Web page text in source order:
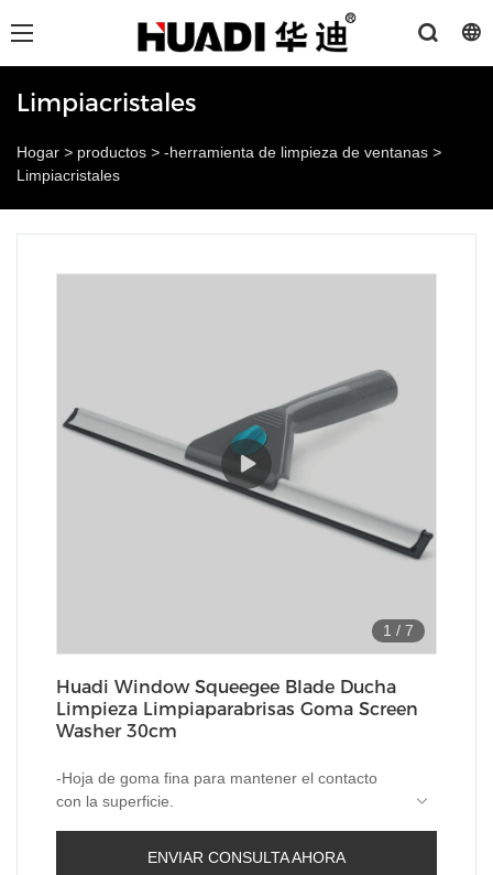
Limpiacristales
Hogar > productos > -herramienta de limpieza de ventanas >
Limpiacristales
1 / 7
Huadi Window Squeegee Blade Ducha
Limpieza Limpiaparabrisas Goma Screen
Washer 30cm
-Hoja de goma fina para mantener el contacto
con la superficie.
-Ideal para ventanas, espejos y azulejos.
ENVIAR CONSULTA AHORA